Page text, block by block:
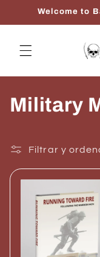
directamente
al contenido
Welcome to
C
l
e
Military
Filtrar y